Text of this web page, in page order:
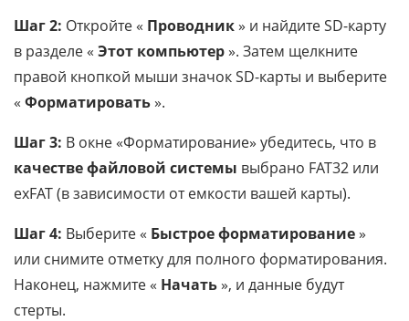
Шаг 2: Откройте « Проводник» и найдите SD-карту
в разделе « Этот компьютер». Затем щелкните
правой кнопкой мыши значок SD-карты и выберите
« Форматировать».
Шаг 3: В окне «Форматирование» убедитесь, что в
качестве файловой системы выбрано FAT32 или
exFAT (в зависимости от емкости вашей карты).
Шаг 4: Выберите « Быстрое форматирование»
или снимите отметку для полного форматирования.
Наконец, нажмите « Начать», и данные будут
стерты.